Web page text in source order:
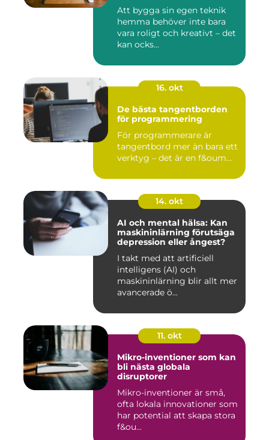
Att bygga sin egen teknik
hemma behöver inte bara
vara roligt och kreativt – det
kan ocks...
16. okt
De bästa tangentborden
för programmering
För programmerare är
tangentbord mer än bara ett
verktyg – det är en f&oum...
14. okt
AI och mental hälsa: Kan
maskininlärning förutsäga
depression eller ångest?
I takt med att artificiell
intelligens (AI) och
maskininlärning blir allt mer
avancerade ö...
11. okt
Mikro-inventioner som kan
bli nästa globala
disruptorer
Mikro-inventioner är små,
ofta lokala innovationer som
har potential att skapa stora
f&ou...